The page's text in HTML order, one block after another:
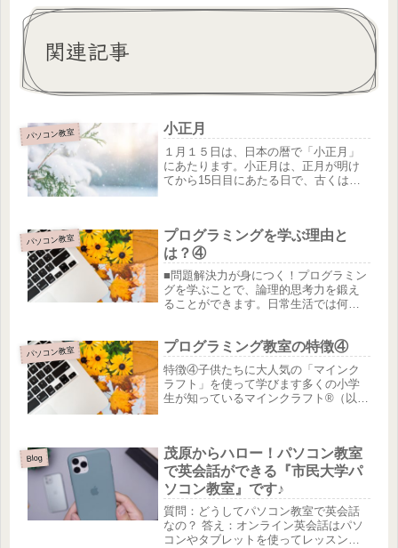
関連記事
パソコン教室 小正月
１月１５日は、日本の暦で「小正月」
にあたります。小正月は、正月が明け
てから15日目にあたる日で、古くは
人形草や七草粥を食べる習慣がありま
す。...
パソコン教室
プログラミングを学ぶ理由と
は？④
■問題解決力が身につく！プログラミン
グを学ぶことで、論理的思考力を鍛え
ることができます。日常生活では何か
たのか。何が原因でトラブルが起こっ
てしまったのかを究明することが必要...
パソコン教室 プログラミング教室の特徴④
特徴④子供たちに大人気の「マインク
ラフト」を使って学びます多くの小学
生が知っているマインクラフト®（以
を作り上げるゲームとして人気です
が、...
Blog
茂原からハロー！パソコン教室
で英会話ができる『市民大学パ
ソコン教室』です♪
質問：どうしてパソコン教室で英会話
なの？ 答え：オンライン英会話はパソ
コンやタブレットを使ってレッスンす